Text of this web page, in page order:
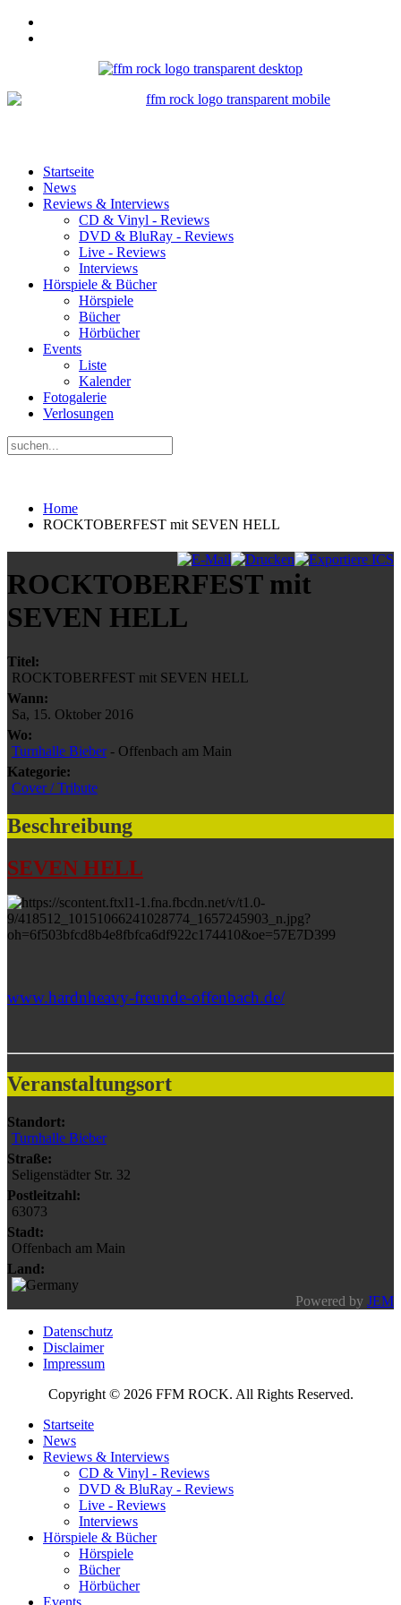
Startseite
News
Reviews & Interviews
CD & Vinyl - Reviews
DVD & BluRay - Reviews
Live - Reviews
Interviews
Hörspiele & Bücher
Hörspiele
Bücher
Hörbücher
Events
Liste
Kalender
Fotogalerie
Verlosungen
Home
ROCKTOBERFEST mit SEVEN HELL
ROCKTOBERFEST mit
SEVEN HELL
Titel:
ROCKTOBERFEST mit SEVEN HELL
Wann:
Sa, 15. Oktober 2016
Wo:
Turnhalle Bieber- Offenbach am Main
Kategorie:
Cover / Tribute
Beschreibung
SEVEN HELL
www.hardnheavy-freunde-offenbach.de/
Veranstaltungsort
Standort:
Turnhalle Bieber
Straße:
Seligenstädter Str. 32
Postleitzahl:
63073
Stadt:
Offenbach am Main
Land:
Powered by JEM
Datenschutz
Disclaimer
Impressum
Copyright © 2026 FFM ROCK. All Rights Reserved.
Startseite
News
Reviews & Interviews
CD & Vinyl - Reviews
DVD & BluRay - Reviews
Live - Reviews
Interviews
Hörspiele & Bücher
Hörspiele
Bücher
Hörbücher
Events